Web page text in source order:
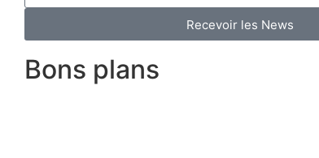
Recevoir les News
Bons plans